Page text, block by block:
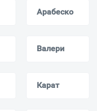
Арабеско
Валери
Карат